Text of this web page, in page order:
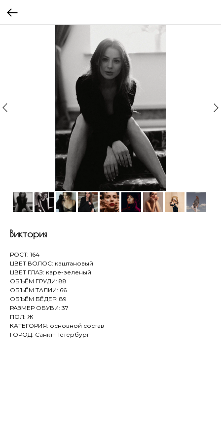
Виктория
РОСТ: 164
ЦВЕТ ВОЛОС: каштановый
ЦВЕТ ГЛАЗ: каре-зеленый
ОБЪЁМ ГРУДИ: 88
ОБЪЁМ ТАЛИИ: 66
ОБЪЁМ БЁДЕР: 89
РАЗМЕР ОБУВИ: 37
ПОЛ: Ж
КАТЕГОРИЯ: основной состав
ГОРОД: Санкт-Петербург